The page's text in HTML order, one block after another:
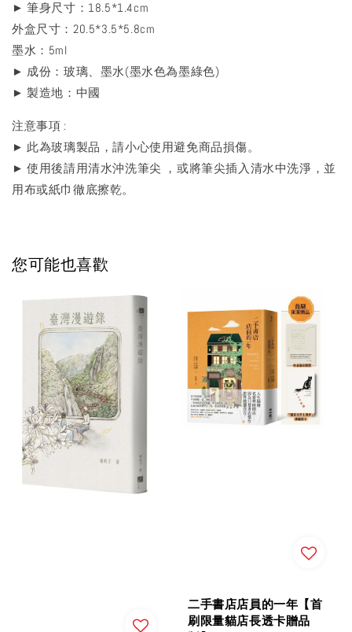
► 筆身尺寸：18.5*1.4cm
外盒尺寸：20.5*3.5*5.8cm
墨水：5ml
► 成份：玻璃、墨水(墨水色為墨綠色)
► 製造地：中國
注意事項 :
► 此為玻璃製品，請小心使用避免商品損傷。
► 使用後請用清水沖洗筆尖 ，或將筆尖插入清水中洗淨，並
用布或紙巾徹底擦乾。
您可能也喜歡
二手書店店員的一年【首
刷限量貓店長透卡贈品